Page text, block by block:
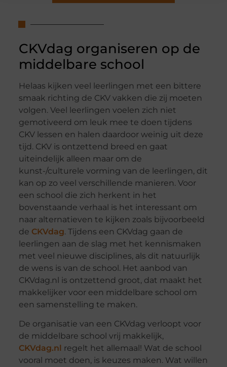
CKVdag organiseren op de
middelbare school
Helaas kijken veel leerlingen met een bittere
smaak richting de CKV vakken die zij moeten
volgen. Veel leerlingen voelen zich niet
gemotiveerd om leuk mee te doen tijdens
CKV lessen en halen daardoor weinig uit deze
tijd. CKV is ontzettend breed en gaat
uiteindelijk alleen maar om de
kunst-/culturele vorming van de leerlingen, dit
kan op zo veel verschillende manieren. Voor
een school die zich herkent in het
bovenstaande verhaal is het interessant om
naar alternatieven te kijken zoals bijvoorbeeld
de CKVdag. Tijdens een CKVdag gaan de
leerlingen aan de slag met het kennismaken
met veel nieuwe disciplines, als dit natuurlijk
de wens is van de school. Het aanbod van
CKVdag.nl is ontzettend groot, dat maakt het
makkelijker voor een middelbare school om
een samenstelling te maken.
De organisatie van een CKVdag verloopt voor
de middelbare school vrij makkelijk,
CKVdag.nl
regelt het allemaal! Wat de school
vooral moet doen, is keuzes maken. Wat willen